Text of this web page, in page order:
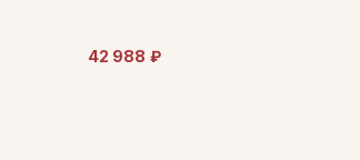
42 988 ₽